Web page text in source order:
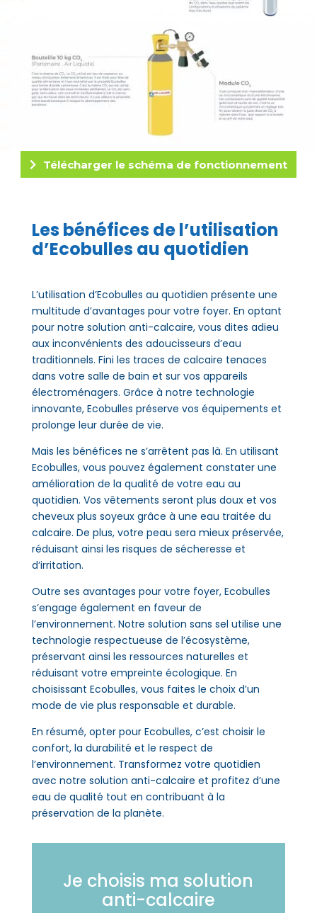
Télécharger le schéma de fonctionnement
Les bénéfices de l’utilisation
d’Ecobulles au quotidien
L’utilisation d’Ecobulles au quotidien présente une
multitude d’avantages pour votre foyer. En optant
pour notre solution anti-calcaire, vous dites adieu
aux inconvénients des adoucisseurs d’eau
traditionnels. Fini les traces de calcaire tenaces
dans votre salle de bain et sur vos appareils
électroménagers. Grâce à notre technologie
innovante, Ecobulles préserve vos équipements et
prolonge leur durée de vie.
Mais les bénéfices ne s’arrêtent pas là. En utilisant
Ecobulles, vous pouvez également constater une
amélioration de la qualité de votre eau au
quotidien. Vos vêtements seront plus doux et vos
cheveux plus soyeux grâce à une eau traitée du
calcaire. De plus, votre peau sera mieux préservée,
réduisant ainsi les risques de sécheresse et
d’irritation.
Outre ses avantages pour votre foyer, Ecobulles
s’engage également en faveur de
l’environnement. Notre solution sans sel utilise une
technologie respectueuse de l’écosystème,
préservant ainsi les ressources naturelles et
réduisant votre empreinte écologique. En
choisissant Ecobulles, vous faites le choix d’un
mode de vie plus responsable et durable.
En résumé, opter pour Ecobulles, c’est choisir le
confort, la durabilité et le respect de
l’environnement. Transformez votre quotidien
avec notre solution anti-calcaire et profitez d’une
eau de qualité tout en contribuant à la
préservation de la planète.
Je choisis ma solution
anti-calcaire